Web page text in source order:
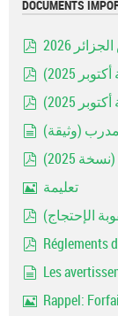
DOCUMENTS
2026
2025)
2025)
(وثيقة)
2025)
تعليمة
الإحتجاج)
Réglements
Les
Rappel: